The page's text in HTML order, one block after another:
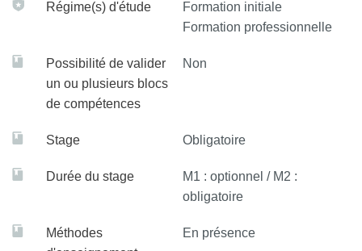
Développer et pratiquer ses compétences linguistiques
Développer ses capacités rédactionnelles et de
recherche
Régime(s) d'étude
Formation initiale
Formation professionnelle
Possibilité de valider
un ou plusieurs blocs
de compétences
Non
Stage Obligatoire
Durée du stage
M1 : optionnel / M2 :
obligatoire
Méthodes
En présence